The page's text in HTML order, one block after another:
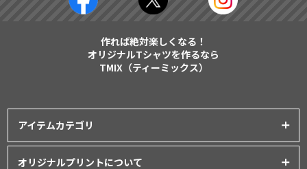
作れば絶対楽しくなる！
オリジナルTシャツを作るなら
TMIX（ティーミックス）
アイテムカテゴリ
オリジナルプリントについて